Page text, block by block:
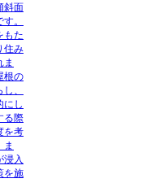
斜面
。
もた
住み
ま
根の
、
にし
る際
を考
ま
浸入
を施